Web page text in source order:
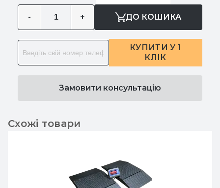
- + ДО КОШИКА
КУПИТИ У 1
КЛІК
Замовити консультацію
Схожі товари